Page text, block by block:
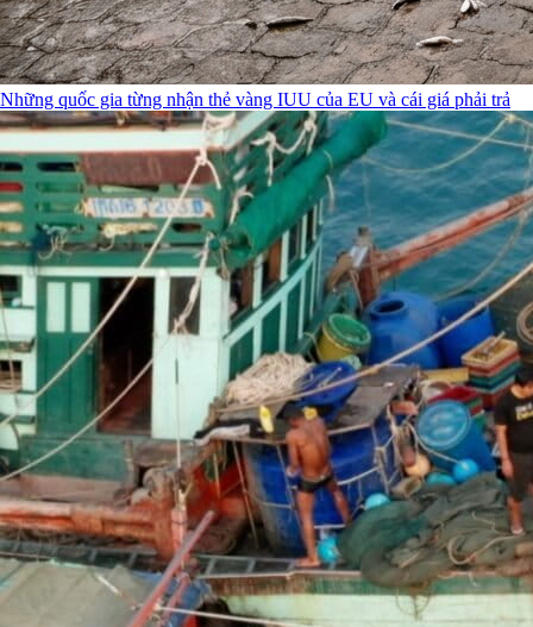
Những quốc gia từng nhận thẻ vàng IUU của EU và cái giá phải trả